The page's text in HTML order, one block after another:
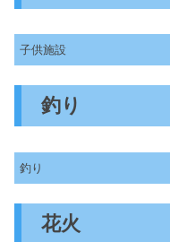
子供施設
釣り
釣り
花火